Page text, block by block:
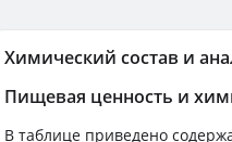
Химический состав и
Пищевая ценность и
В таблице приведено